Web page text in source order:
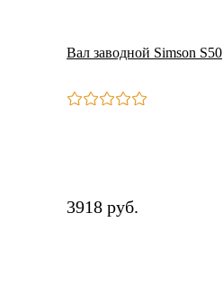
Вал заводной Simson S50
3918 руб.